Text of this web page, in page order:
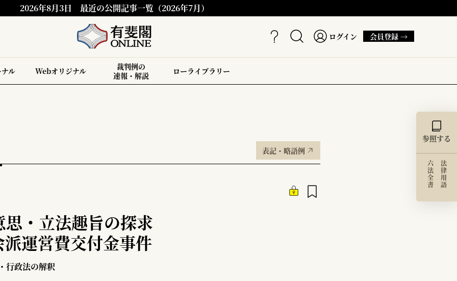
2026年8月3日 最近の公開記事一覧（2026年7月）
ログイン 会員登録 →
ル Webオリジナル
裁判例の
速報・解説
ローライブラリー
表記・略語例
・立法趣旨の探求
運営費交付金事件
行政法の解釈
参照する
法律用語
六法全書